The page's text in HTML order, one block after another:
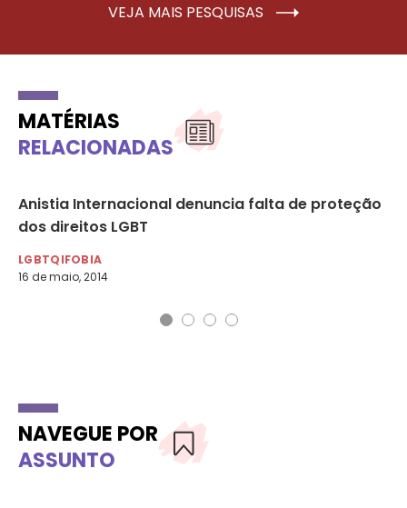
VEJA MAIS PESQUISAS
MATÉRIAS
RELACIONADAS
Anistia Internacional denuncia falta de proteção
dos direitos LGBT
LGBTQIFOBIA
16 de maio, 2014
NAVEGUE POR
ASSUNTO